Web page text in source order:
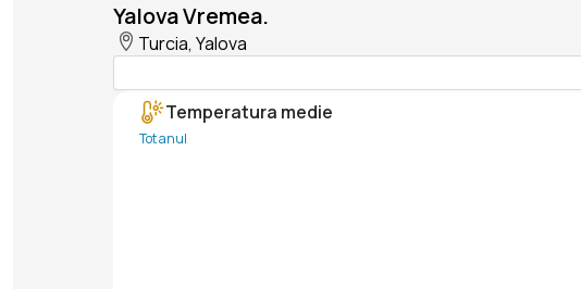
Yalova Vremea.
Turcia, Yalova
Temperatura medie
Tot anul